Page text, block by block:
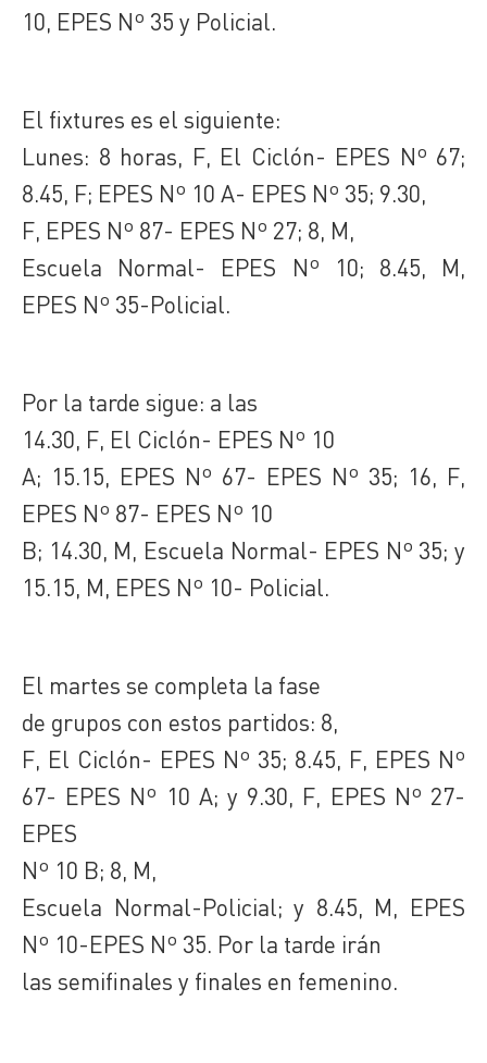
10, EPES Nº 35 y Policial.
El fixtures es el siguiente:
Lunes: 8 horas, F, El Ciclón- EPES Nº 67;
8.45, F; EPES Nº 10 A- EPES Nº 35; 9.30,
F, EPES Nº 87- EPES Nº 27; 8, M,
Escuela Normal- EPES Nº 10; 8.45, M,
EPES Nº 35-Policial.
Por la tarde sigue: a las
14.30, F, El Ciclón- EPES Nº 10
A; 15.15, EPES Nº 67- EPES Nº 35; 16, F,
EPES Nº 87- EPES Nº 10
B; 14.30, M, Escuela Normal- EPES Nº 35; y
15.15, M, EPES Nº 10- Policial.
El martes se completa la fase
de grupos con estos partidos: 8,
F, El Ciclón- EPES Nº 35; 8.45, F, EPES Nº
67- EPES Nº 10 A; y 9.30, F, EPES Nº 27-
EPES
Nº 10 B; 8, M,
Escuela Normal-Policial; y 8.45, M, EPES
Nº 10-EPES Nº 35. Por la tarde irán
las semifinales y finales en femenino.